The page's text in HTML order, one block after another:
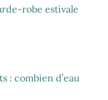
robe estivale
: combien d’eau